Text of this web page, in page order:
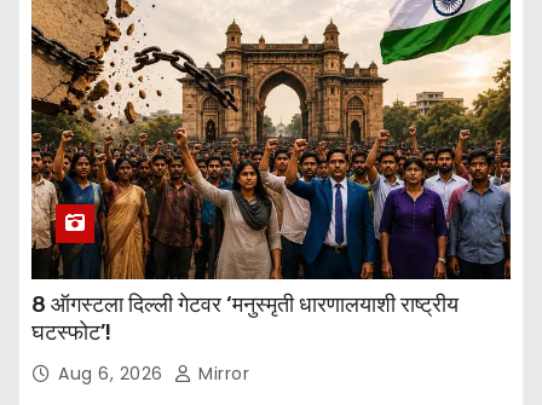
8 ऑगस्टला दिल्ली गेटवर ‘मनुस्मृती धारणालयाशी राष्ट्रीय
घटस्फोट’!
Aug 6, 2026 Mirror